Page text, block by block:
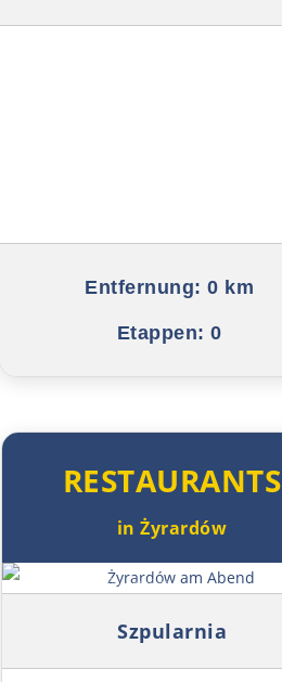
Slowakei
Bratislava
Nové Zámky
Ungarn Nord
Esztergom
Entfernung: 0 km
Etappen: 0
RESTAURANTS
in Żyrardów
Symbolbild: Żyrardów am Abend
Szpularnia